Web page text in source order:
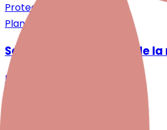
Protection des données
Plan du site
Santé mentale autour de la
Désir d'enfant